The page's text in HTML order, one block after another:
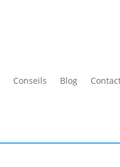
Conseils Blog